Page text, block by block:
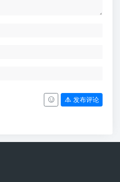
发布评论